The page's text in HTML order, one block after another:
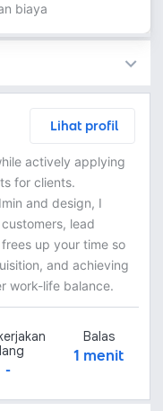
biaya
Lihat profil
actively applying
for clients.
and design, I
lead
up your time so
and achieving
work-life balance.
-
Balas
1 menit